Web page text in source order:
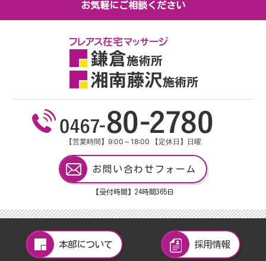
お気軽にご相談ください
【営業時間】9:00～18:00 【定休日】日曜
お問い合わせフォーム
【受付時間】24時間365日
本部について 採用情報